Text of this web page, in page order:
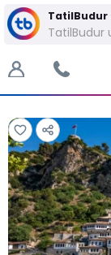
TatilBudur
TatilBudur
Tüm